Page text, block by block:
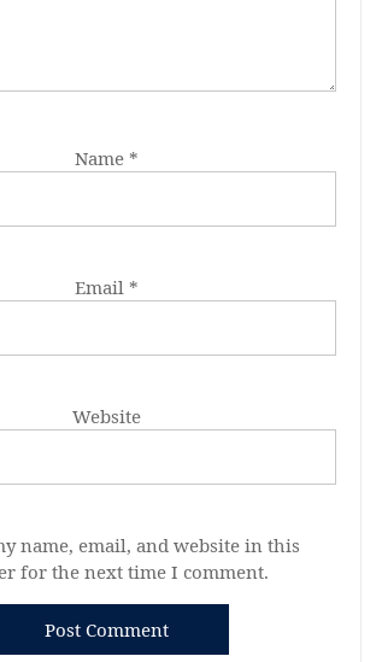
Name *
Email *
Website
name, email, and website in this
for the next time I comment.